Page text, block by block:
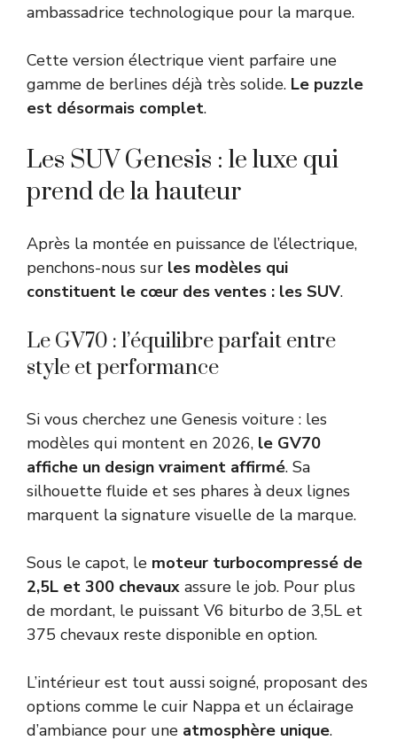
ambassadrice technologique pour la marque.
Cette version électrique vient parfaire une
gamme de berlines déjà très solide. Le puzzle
est désormais complet.
Les SUV Genesis : le luxe qui
prend de la hauteur
Après la montée en puissance de l’électrique,
penchons-nous sur les modèles qui
constituent le cœur des ventes : les SUV.
Le GV70 : l’équilibre parfait entre
style et performance
Si vous cherchez une Genesis voiture : les
modèles qui montent en 2026, le GV70
affiche un design vraiment affirmé. Sa
silhouette fluide et ses phares à deux lignes
marquent la signature visuelle de la marque.
Sous le capot, le moteur turbocompressé de
2,5L et 300 chevaux assure le job. Pour plus
de mordant, le puissant V6 biturbo de 3,5L et
375 chevaux reste disponible en option.
L’intérieur est tout aussi soigné, proposant des
options comme le cuir Nappa et un éclairage
d’ambiance pour une atmosphère unique.